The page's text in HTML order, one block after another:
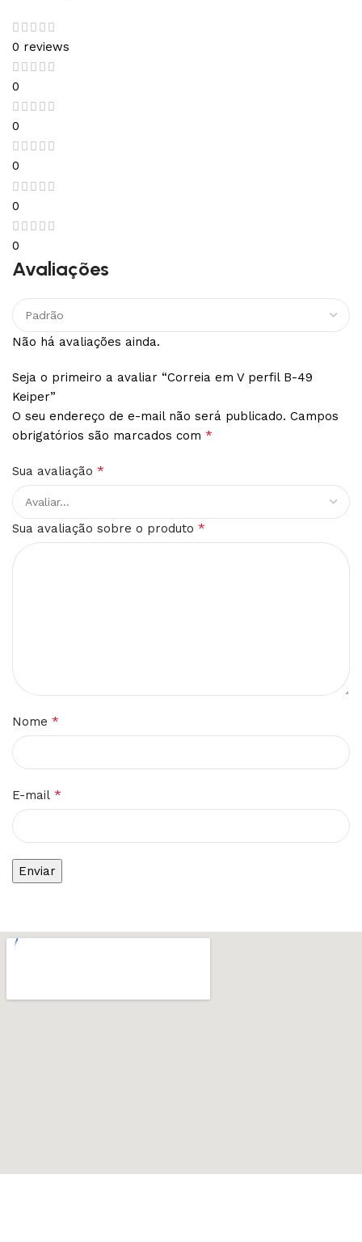
0 reviews
0
0
0
0
0
Avaliações
Não há avaliações ainda.
Seja o primeiro a avaliar “Correia em V perfil B-49
Keiper”
O seu endereço de e-mail não será publicado. Campos
obrigatórios são marcados com *
Sua avaliação *
Sua avaliação sobre o produto *
Nome *
E-mail *